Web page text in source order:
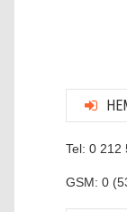
Tel: 0 212
GSM: 0